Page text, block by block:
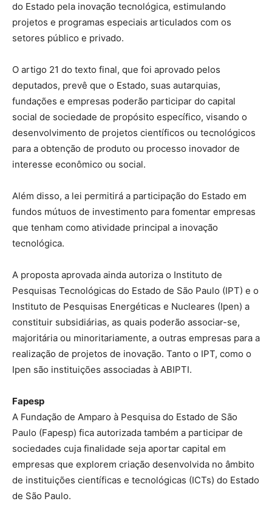
do Estado pela inovação tecnológica, estimulando
projetos e programas especiais articulados com os
setores público e privado.
O artigo 21 do texto final, que foi aprovado pelos
deputados, prevê que o Estado, suas autarquias,
fundações e empresas poderão participar do capital
social de sociedade de propósito específico, visando o
desenvolvimento de projetos científicos ou tecnológicos
para a obtenção de produto ou processo inovador de
interesse econômico ou social.
Além disso, a lei permitirá a participação do Estado em
fundos mútuos de investimento para fomentar empresas
que tenham como atividade principal a inovação
tecnológica.
A proposta aprovada ainda autoriza o Instituto de
Pesquisas Tecnológicas do Estado de São Paulo (IPT) e o
Instituto de Pesquisas Energéticas e Nucleares (Ipen) a
constituir subsidiárias, as quais poderão associar-se,
majoritária ou minoritariamente, a outras empresas para a
realização de projetos de inovação. Tanto o IPT, como o
Ipen são instituições associadas à ABIPTI.
Fapesp
A Fundação de Amparo à Pesquisa do Estado de São
Paulo (Fapesp) fica autorizada também a participar de
sociedades cuja finalidade seja aportar capital em
empresas que explorem criação desenvolvida no âmbito
de instituições científicas e tecnológicas (ICTs) do Estado
de São Paulo.